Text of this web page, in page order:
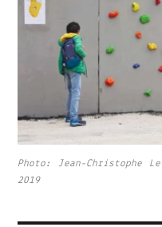
Photo: Jean-Christophe
2019